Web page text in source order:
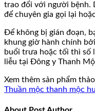
trao đổi với người bệnh.
để chuyên gia gọi lại
Để không bị gián đoạn,
khung giờ hành chính
buổi trưa hoặc tối thì số
liễu tại Đông y Thanh
Xem thêm sản phẩm
Thuần mộc thanh mộc